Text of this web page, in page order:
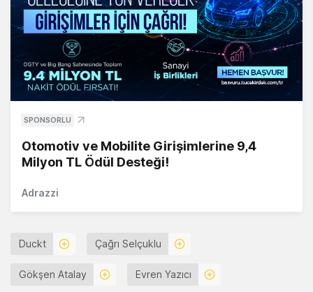
SPONSORLU
Otomotiv ve Mobilite Girişimlerine 9,4
Milyon TL Ödül Desteği!
Adrazzi
Duckt Çağrı Selçuklu
Gökşen Atalay Evren Yazıcı